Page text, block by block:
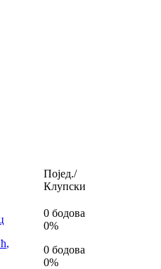
Појед./
Клупски
,
0 бодова
0%
0 бодова
0%